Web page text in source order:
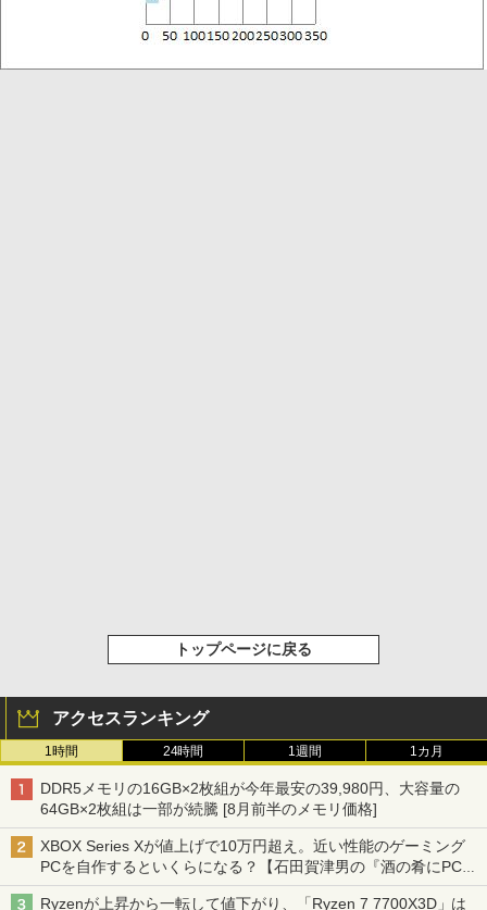
トップページに戻る
アクセスランキング
1時間 24時間 1週間 1カ月
DDR5メモリの16GB×2枚組が今年最安の39,980円、大容量の
64GB×2枚組は一部が続騰 [8月前半のメモリ価格]
XBOX Series Xが値上げで10万円超え。近い性能のゲーミング
PCを自作するといくらになる？【石田賀津男の『酒の肴にPCゲ
ーム』】
Ryzenが上昇から一転して値下がり、「Ryzen 7 7700X3D」は